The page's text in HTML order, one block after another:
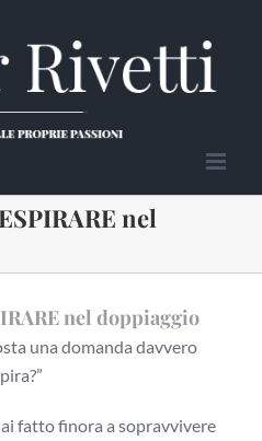
nel
nel doppiaggio
una domanda davvero
fatto finora a sopravvivere